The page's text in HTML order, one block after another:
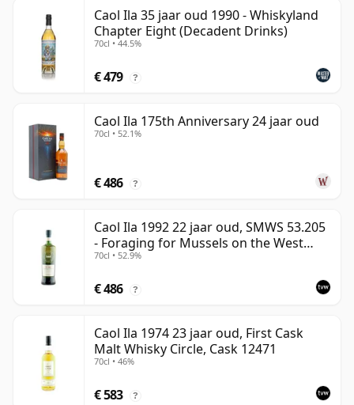
Caol Ila 35 jaar oud 1990 - Whiskyland
Chapter Eight (Decadent Drinks)
70cl • 44.5%
€ 479 ?
Caol Ila 175th Anniversary 24 jaar oud
70cl • 52.1%
€ 486 ?
Caol Ila 1992 22 jaar oud, SMWS 53.205
- Foraging for Mussels on the West
Coast
70cl • 52.9%
€ 486 ?
Caol Ila 1974 23 jaar oud, First Cask
Malt Whisky Circle, Cask 12471
70cl • 46%
€ 583 ?